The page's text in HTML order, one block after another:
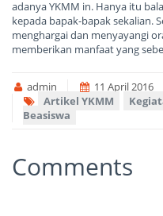
adanya YKMM in. Hanya itu
kepada bapak-bapak sekalian.S
menghargai dan menyayangi
memberikan manfaat yang
admin 11 April 2016
Artikel YKMM
Beasiswa
Comments